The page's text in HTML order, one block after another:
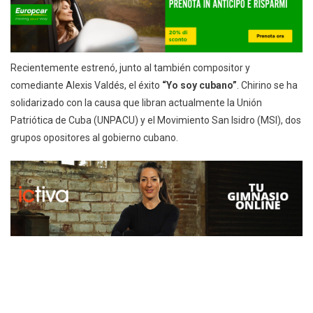
Recientemente estrenó, junto al también compositor y
comediante Alexis Valdés, el éxito “Yo soy cubano” . Chirino se ha
solidarizado con la causa que libran actualmente la Unión
Patriótica de Cuba (UNPACU) y el Movimiento San Isidro (MSI), dos
grupos opositores al gobierno cubano.